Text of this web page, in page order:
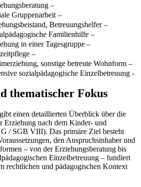
–
Gruppenarbeit –
Betreuungshelfer –
Familienhilfe –
in einer Tagesgruppe –
–
sonstige betreute Wohnform –
sozialpädagogische Einzelbetreuung -
thematischer Fokus
einen detaillierten Überblick über die
Erziehung nach dem Kinder- und
/ SGB VIII). Das primäre Ziel besteht
den Anspruchsinhaber und
– von der Erziehungsberatung bis
Einzelbetreuung – fundiert
rechtlichen und pädagogischen Kontext